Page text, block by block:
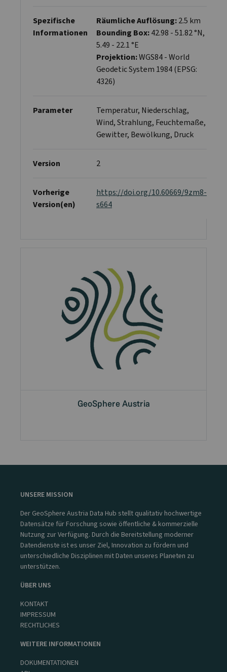
Spezifische
Informationen
Räumliche Auflösung:2.5 km
Bounding Box:42.98 - 51.82 °N,
5.49 - 22.1 °E
Projektion:WGS84 - World
Geodetic System 1984 (EPSG:
4326)
Parameter
Temperatur, Niederschlag,
Wind, Strahlung, Feuchtemaße,
Gewitter, Bewölkung, Druck
Version 2
Vorherige
Version(en)
https://doi.org/10.60669/9zm8-
s664
GeoSphere Austria
UNSERE MISSION
Der GeoSphere Austria Data Hub stellt qualitativ hochwertige
Datensätze für Forschung sowie öffentliche & kommerzielle
Nutzung zur Verfügung. Durch die Bereitstellung moderner
Datendienste ist es unser Ziel, Innovation zu fördern und
unterschiedliche Disziplinen mit Daten unseres Planeten zu
unterstützen.
ÜBER UNS
KONTAKT
IMPRESSUM
RECHTLICHES
WEITERE INFORMATIONEN
DOKUMENTATIONEN